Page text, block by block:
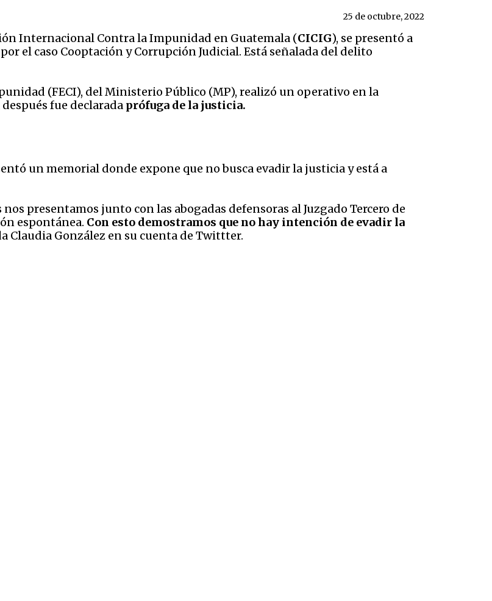
25 de octubre, 2022
Internacional Contra la Impunidad en Guatemala (CICIG), se presentó a
el caso Cooptación y Corrupción Judicial. Está señalada del delito
(FECI), del Ministerio Público (MP), realizó un operativo en la
fue declarada prófuga de la justicia.
un memorial donde expone que no busca evadir la justicia y está a
presentamos junto con las abogadas defensoras al Juzgado Tercero de
espontánea. Con esto demostramos que no hay intención de evadir la
Claudia González en su cuenta de Twittter.